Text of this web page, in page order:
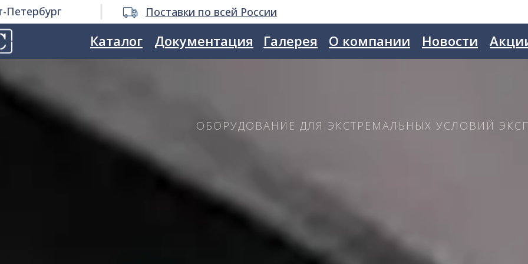
Поставки по всей России
Петербург
Новости
О компании
Галерея
Документация
Каталог
ОБОРУДОВАНИЕ ДЛЯ ЭКСТРЕМАЛЬНЫХ УСЛОВИЙ